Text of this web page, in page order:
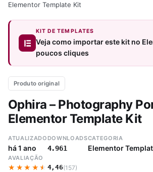
Elementor Template Kit
KIT DE TEMPLATES
Veja como importar este kit no
poucos cliques
Produto original
Ophira – Photography
Elementor Template Kit
ATUALIZADO
há 1 ano
DOWNLOADS
4.961
CATEGORIA
Elementor
AVALIAÇÃO
★★★★★
★★★★★ 4,46(157)